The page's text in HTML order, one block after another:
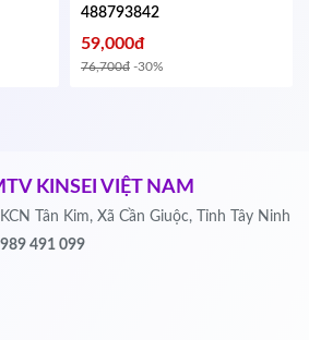
488793842
59,000đ
76,700đ -30%
KINSEI VIỆT NAM
Tân Kim, Xã Cần Giuộc, Tỉnh Tây Ninh
491 099